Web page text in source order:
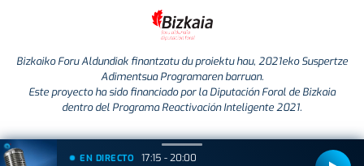
Bizkaiko Foru Aldundiak finantzatu du proiektu hau, 2021eko Suspertze
Adimentsua Programaren barruan.
Este proyecto ha sido financiado por la Diputación Foral de Bizkaia
dentro del Programa Reactivación Inteligente 2021.
EN DIRECTO 17:15 - 20:00